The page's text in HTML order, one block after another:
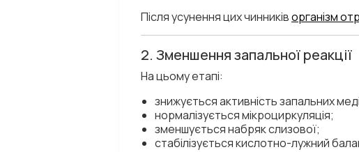
Після усунення цих чинниківорганізм
2. Зменшення запальної реакції
На цьому етапі:
знижується активність запальних
нормалізується мікроциркуляція;
зменшується набряк слизової;
стабілізується кислотно-лужний